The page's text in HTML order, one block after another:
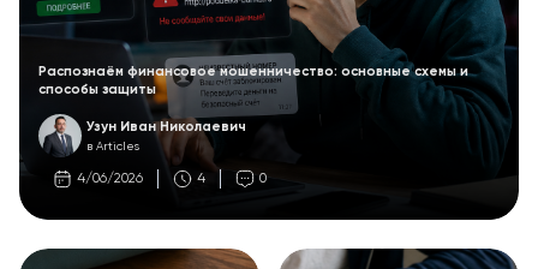
Распознаём финансовое мошенничество: основные схемы и
способы защиты
Узун Иван Николаевич
в Articles
4/06/2026 4 0